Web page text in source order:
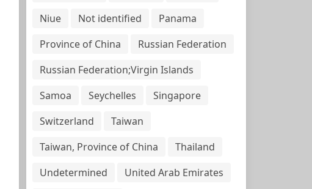
Niue
Not identified
Panama
Province of China
Russian Federation
Russian Federation;Virgin Islands
Samoa
Seychelles
Singapore
Switzerland
Taiwan
Taiwan, Province of China
Thailand
Undetermined
United Arab Emirates